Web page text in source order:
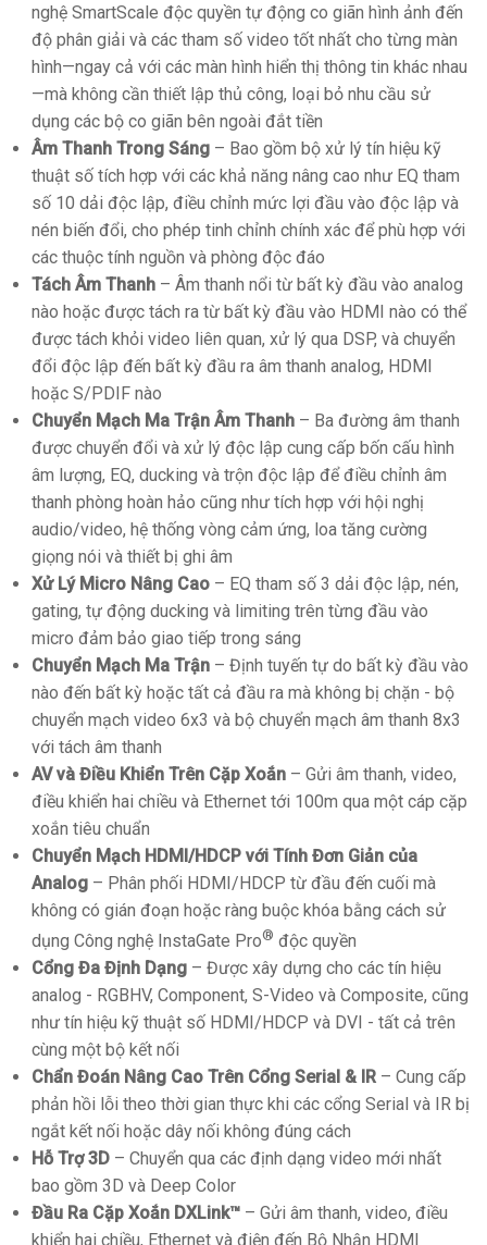
nghệ SmartScale độc quyền tự động co giãn hình ảnh đến
độ phân giải và các tham số video tốt nhất cho từng màn
hình—ngay cả với các màn hình hiển thị thông tin khác nhau
—mà không cần thiết lập thủ công, loại bỏ nhu cầu sử
dụng các bộ co giãn bên ngoài đắt tiền
Âm Thanh Trong Sáng – Bao gồm bộ xử lý tín hiệu kỹ
thuật số tích hợp với các khả năng nâng cao như EQ tham
số 10 dải độc lập, điều chỉnh mức lợi đầu vào độc lập và
nén biến đổi, cho phép tinh chỉnh chính xác để phù hợp với
các thuộc tính nguồn và phòng độc đáo
Tách Âm Thanh – Âm thanh nổi từ bất kỳ đầu vào analog
nào hoặc được tách ra từ bất kỳ đầu vào HDMI nào có thể
được tách khỏi video liên quan, xử lý qua DSP, và chuyển
đổi độc lập đến bất kỳ đầu ra âm thanh analog, HDMI
hoặc S/PDIF nào
Chuyển Mạch Ma Trận Âm Thanh – Ba đường âm thanh
được chuyển đổi và xử lý độc lập cung cấp bốn cấu hình
âm lượng, EQ, ducking và trộn độc lập để điều chỉnh âm
thanh phòng hoàn hảo cũng như tích hợp với hội nghị
audio/video, hệ thống vòng cảm ứng, loa tăng cường
giọng nói và thiết bị ghi âm
Xử Lý Micro Nâng Cao – EQ tham số 3 dải độc lập, nén,
gating, tự động ducking và limiting trên từng đầu vào
micro đảm bảo giao tiếp trong sáng
Chuyển Mạch Ma Trận – Định tuyến tự do bất kỳ đầu vào
nào đến bất kỳ hoặc tất cả đầu ra mà không bị chặn - bộ
chuyển mạch video 6x3 và bộ chuyển mạch âm thanh 8x3
với tách âm thanh
AV và Điều Khiển Trên Cặp Xoắn – Gửi âm thanh, video,
điều khiển hai chiều và Ethernet tới 100m qua một cáp cặp
xoắn tiêu chuẩn
Chuyển Mạch HDMI/HDCP với Tính Đơn Giản của
Analog – Phân phối HDMI/HDCP từ đầu đến cuối mà
không có gián đoạn hoặc ràng buộc khóa bằng cách sử
dụng Công nghệ InstaGate Pro® độc quyền
Cổng Đa Định Dạng – Được xây dựng cho các tín hiệu
analog - RGBHV, Component, S-Video và Composite, cũng
như tín hiệu kỹ thuật số HDMI/HDCP và DVI - tất cả trên
cùng một bộ kết nối
Chẩn Đoán Nâng Cao Trên Cổng Serial & IR – Cung cấp
phản hồi lỗi theo thời gian thực khi các cổng Serial và IR bị
ngắt kết nối hoặc dây nối không đúng cách
Hỗ Trợ 3D – Chuyển qua các định dạng video mới nhất
bao gồm 3D và Deep Color
Đầu Ra Cặp Xoắn DXLink™ – Gửi âm thanh, video, điều
khiển hai chiều, Ethernet và điện đến Bộ Nhận HDMI